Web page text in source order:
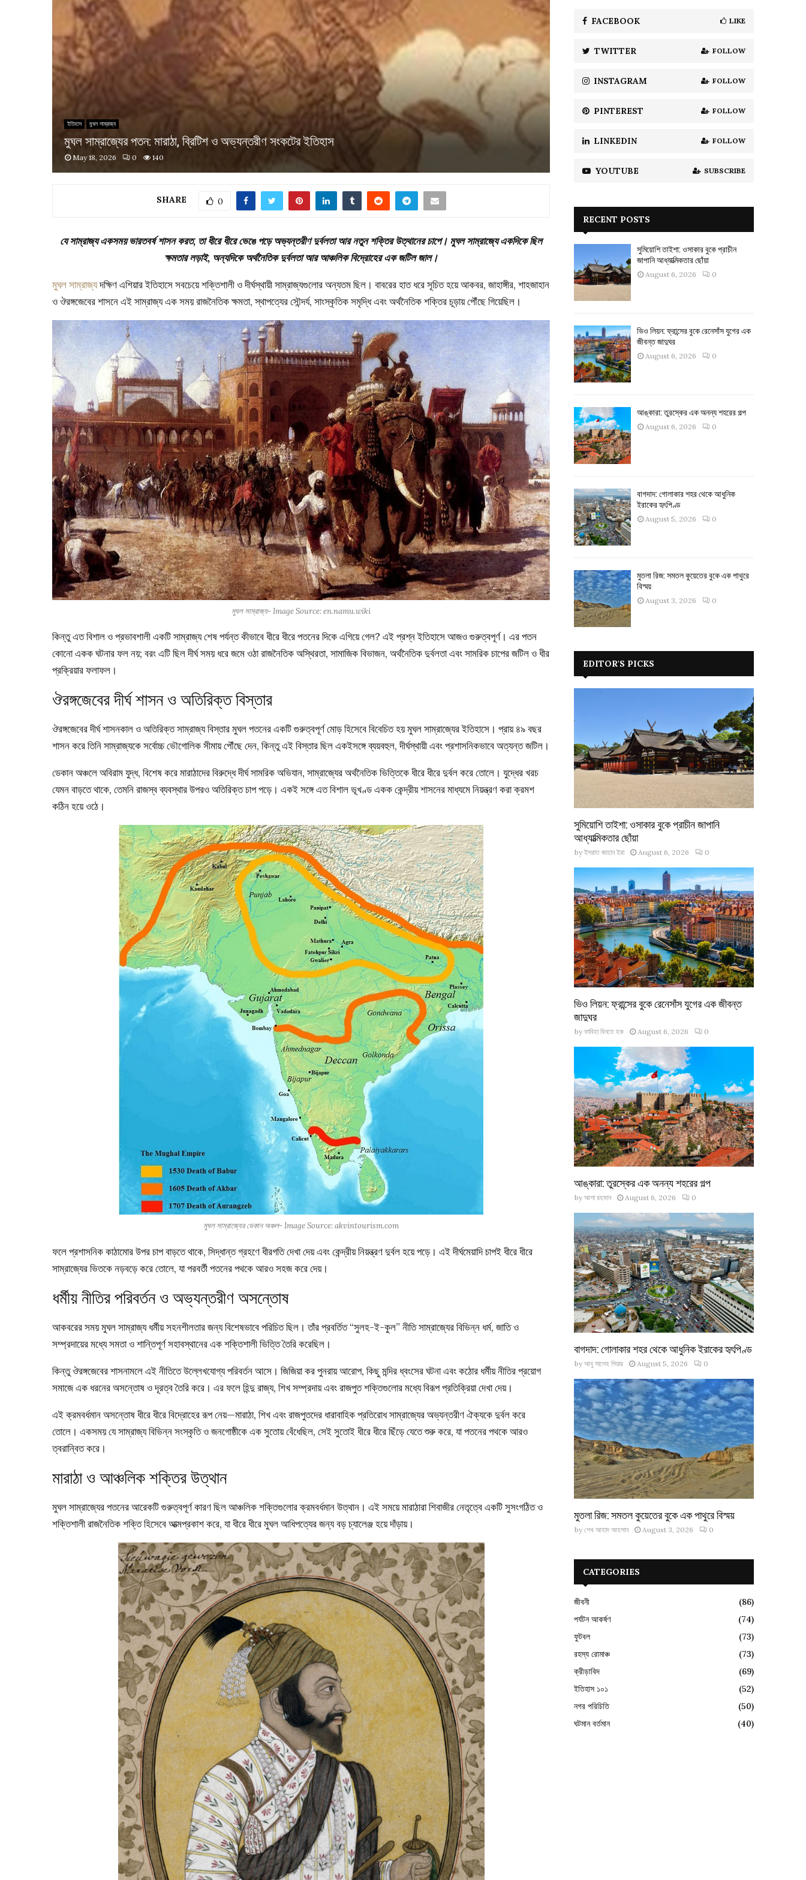
ইতিহাস মুঘল সাম্রাজ্য
মুঘল সাম্রাজ্যের পতন: মারাঠা, ব্রিটিশ ও অভ্যন্তরীণ সংকটের ইতিহাস
May 18, 2026 0 140
SHARE 0
যে সাম্রাজ্য একসময় ভারতবর্ষ শাসন করত, তা ধীরে ধীরে ভেঙে পড়ে অভ্যন্তরীণ দুর্বলতা আর নতুন শক্তির উত্থানের চাপে। মুঘল সাম্রাজ্যে একদিকে ছিল
ক্ষমতার লড়াই, অন্যদিকে অর্থনৈতিক দুর্বলতা আর আঞ্চলিক বিদ্রোহের এক জটিল জাল।
মুঘল সাম্রাজ্যদক্ষিণ এশিয়ার ইতিহাসে সবচেয়ে শক্তিশালী ও দীর্ঘস্থায়ী সাম্রাজ্যগুলোর অন্যতম ছিল। বাবরের হাত ধরে সূচিত হয়ে আকবর, জাহাঙ্গীর, শাহজাহান
ও ঔরঙ্গজেবের শাসনে এই সাম্রাজ্য এক সময় রাজনৈতিক ক্ষমতা, স্থাপত্যের সৌন্দর্য, সাংস্কৃতিক সমৃদ্ধি এবং অর্থনৈতিক শক্তির চূড়ায় পৌঁছে গিয়েছিল।
মুঘল সাম্রাজ্য- Image Source: en.namu.wiki
কিন্তু এত বিশাল ও প্রভাবশালী একটি সাম্রাজ্য শেষ পর্যন্ত কীভাবে ধীরে ধীরে পতনের দিকে এগিয়ে গেল? এই প্রশ্ন ইতিহাসে আজও গুরুত্বপূর্ণ। এর পতন
কোনো একক ঘটনার ফল নয়; বরং এটি ছিল দীর্ঘ সময় ধরে জমে ওঠা রাজনৈতিক অস্থিরতা, সামাজিক বিভাজন, অর্থনৈতিক দুর্বলতা এবং সামরিক চাপের জটিল ও ধীর
প্রক্রিয়ার ফলাফল।
ঔরঙ্গজেবের দীর্ঘ শাসন ও অতিরিক্ত বিস্তার
ঔরঙ্গজেবের দীর্ঘ শাসনকাল ও অতিরিক্ত সাম্রাজ্য বিস্তার মুঘল পতনের একটি গুরুত্বপূর্ণ মোড় হিসেবে বিবেচিত হয় মুঘল সাম্রাজ্যের ইতিহাসে। প্রায় ৪৯ বছর
শাসন করে তিনি সাম্রাজ্যকে সর্বোচ্চ ভৌগোলিক সীমায় পৌঁছে দেন, কিন্তু এই বিস্তার ছিল একইসঙ্গে ব্যয়বহুল, দীর্ঘস্থায়ী এবং প্রশাসনিকভাবে অত্যন্ত জটিল।
ডেকান অঞ্চলে অবিরাম যুদ্ধ, বিশেষ করে মারাঠাদের বিরুদ্ধে দীর্ঘ সামরিক অভিযান, সাম্রাজ্যের অর্থনৈতিক ভিত্তিকে ধীরে ধীরে দুর্বল করে তোলে। যুদ্ধের খরচ
যেমন বাড়তে থাকে, তেমনি রাজস্ব ব্যবস্থার উপরও অতিরিক্ত চাপ পড়ে। একই সঙ্গে এত বিশাল ভূখণ্ড একক কেন্দ্রীয় শাসনের মাধ্যমে নিয়ন্ত্রণ করা ক্রমশ
কঠিন হয়ে ওঠে।
মুঘল সাম্রাজ্যের ডেকান অঞ্চল- Image Source: akvintourism.com
ফলে প্রশাসনিক কাঠামোর উপর চাপ বাড়তে থাকে, সিদ্ধান্ত গ্রহণে ধীরগতি দেখা দেয় এবং কেন্দ্রীয় নিয়ন্ত্রণ দুর্বল হয়ে পড়ে। এই দীর্ঘমেয়াদি চাপই ধীরে ধীরে
সাম্রাজ্যের ভিতকে নড়বড়ে করে তোলে, যা পরবর্তী পতনের পথকে আরও সহজ করে দেয়।
ধর্মীয় নীতির পরিবর্তন ও অভ্যন্তরীণ অসন্তোষ
আকবরের সময় মুঘল সাম্রাজ্য ধর্মীয় সহনশীলতার জন্য বিশেষভাবে পরিচিত ছিল। তাঁর প্রবর্তিত “সুলহ-ই-কুল” নীতি সাম্রাজ্যের বিভিন্ন ধর্ম, জাতি ও
সম্প্রদায়ের মধ্যে সমতা ও শান্তিপূর্ণ সহাবস্থানের এক শক্তিশালী ভিত্তি তৈরি করেছিল।
কিন্তু ঔরঙ্গজেবের শাসনামলে এই নীতিতে উল্লেখযোগ্য পরিবর্তন আসে। জিজিয়া কর পুনরায় আরোপ, কিছু মন্দির ধ্বংসের ঘটনা এবং কঠোর ধর্মীয় নীতির প্রয়োগ
সমাজে এক ধরনের অসন্তোষ ও দূরত্ব তৈরি করে। এর ফলে হিন্দু রাজ্য, শিখ সম্প্রদায় এবং রাজপুত শক্তিগুলোর মধ্যে বিরূপ প্রতিক্রিয়া দেখা দেয়।
এই ক্রমবর্ধমান অসন্তোষ ধীরে ধীরে বিদ্রোহের রূপ নেয়—মারাঠা, শিখ এবং রাজপুতদের ধারাবাহিক প্রতিরোধ সাম্রাজ্যের অভ্যন্তরীণ ঐক্যকে দুর্বল করে
তোলে। একসময় যে সাম্রাজ্য বিভিন্ন সংস্কৃতি ও জনগোষ্ঠীকে এক সুতোয় বেঁধেছিল, সেই সুতোই ধীরে ধীরে ছিঁড়ে যেতে শুরু করে, যা পতনের পথকে আরও
ত্বরান্বিত করে।
মারাঠা ও আঞ্চলিক শক্তির উত্থান
মুঘল সাম্রাজ্যের পতনের আরেকটি গুরুত্বপূর্ণ কারণ ছিল আঞ্চলিক শক্তিগুলোর ক্রমবর্ধমান উত্থান। এই সময়ে মারাঠারা শিবাজীর নেতৃত্বে একটি সুসংগঠিত ও
শক্তিশালী রাজনৈতিক শক্তি হিসেবে আত্মপ্রকাশ করে, যা ধীরে ধীরে মুঘল আধিপত্যের জন্য বড় চ্যালেঞ্জ হয়ে দাঁড়ায়।
C
H
FACEBOOK LIKE
TWITTER FOLLOW
INSTAGRAM FOLLOW
PINTEREST FOLLOW
LINKEDIN FOLLOW
YOUTUBE SUBSCRIBE
RECENT POSTS
সুমিয়োশি তাইশা: ওসাকার বুকে প্রাচীন
জাপানি আধ্যাত্মিকতার ছোঁয়া
August 6, 2026 0
ভিও লিয়ন: ফ্রান্সের বুকে রেনেসাঁস যুগের এক
জীবন্ত জাদুঘর
August 6, 2026 0
আঙ্কারা: তুরস্কের এক অনন্য শহরের গল্প
August 6, 2026 0
বাগদাদ: গোলাকার শহর থেকে আধুনিক
ইরাকের হৃৎপিণ্ড
August 5, 2026 0
মুতলা রিজ: সমতল কুয়েতের বুকে এক পাথুরে
বিস্ময়
August 3, 2026 0
EDITOR'S PICKS
সুমিয়োশি তাইশা: ওসাকার বুকে প্রাচীন জাপানি
আধ্যাত্মিকতার ছোঁয়া
by ইসরাত জাহান ইরা August 6, 2026 0
ভিও লিয়ন: ফ্রান্সের বুকে রেনেসাঁস যুগের এক জীবন্ত
জাদুঘর
by ফাবিহা বিনতে হক August 6, 2026 0
আঙ্কারা: তুরস্কের এক অনন্য শহরের গল্প
by আশা রহমান August 6, 2026 0
বাগদাদ: গোলাকার শহর থেকে আধুনিক ইরাকের হৃৎপিণ্ড
by আবু সালেহ পিয়ার August 5, 2026 0
মুতলা রিজ: সমতল কুয়েতের বুকে এক পাথুরে বিস্ময়
by শেখ আহাদ আহসান August 3, 2026 0
CATEGORIES
জীবনী
(86)
পর্যটন আকর্ষণ
(74)
ফুটবল
(73)
রহস্য রোমাঞ্চ
(73)
ক্রীড়াবিদ
(69)
ইতিহাস ১০১
(52)
নগর পরিচিতি
(50)
ঘটমান বর্তমান
(40)